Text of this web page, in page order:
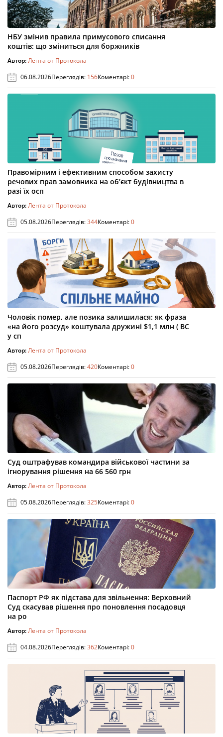
НБУ змінив правила примусового списання
коштів: що зміниться для боржників
Автор:Лента от Протокола
06.08.2026Переглядів: 156Коментарі:0
Правомірним і ефективним способом захисту
речових прав замовника на об’єкт будівництва в
разі їх осп
Автор:Лента от Протокола
05.08.2026Переглядів:344Коментарі:0
Чоловік помер, але позика залишилася: як фраза
«на його розсуд» коштувала дружині $1,1 млн ( ВС
у сп
Автор:Лента от Протокола
05.08.2026Переглядів:420Коментарі:0
Суд оштрафував командира військової частини за
ігнорування рішення на 66 560 грн
Автор:Лента от Протокола
05.08.2026Переглядів:325Коментарі:0
Паспорт РФ як підстава для звільнення: Верховний
Суд скасував рішення про поновлення посадовця
на ро
Автор:Лента от Протокола
04.08.2026Переглядів:362Коментарі:0